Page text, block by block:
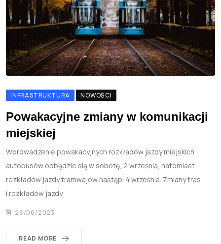
INFRASTRUKTURA NOWOŚCI
Powakacyjne zmiany w komunikacji
miejskiej
Wprowadzenie powakacyjnych rozkładów jazdy miejskich
autobusów odbędzie się w sobotę, 2 września, natomiast
rozkładów jazdy tramwajów nastąpi 4 września. Zmiany tras
i rozkładów jazdy.
28/08/2023
READ MORE